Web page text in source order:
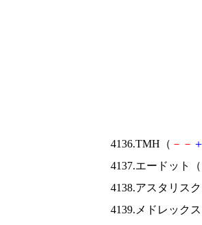
4136.TMH（ － －
4137.エードット（
4138.アスタリス
4139.メドレック